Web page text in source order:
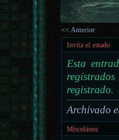
<< Anterior
Invita el estado
Esta
registrado.
Archivado
Miscelánea